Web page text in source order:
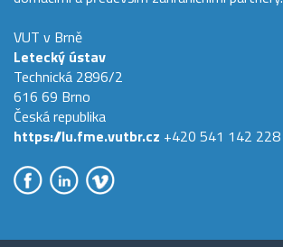
VUT v Brně
Letecký ústav
Technická 2896/2
616 69 Brno
Česká republika
https://lu.fme.vutbr.cz +420 541 142 228